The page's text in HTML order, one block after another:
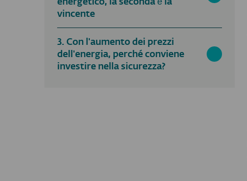
vincente
3. Con l'aumento dei prezzi
dell'energia, perché conviene
investire nella sicurezza?